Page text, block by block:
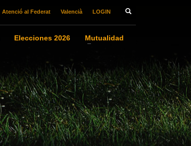
Atenció al Federat Valencià LOGIN
Elecciones 2026 Mutualidad